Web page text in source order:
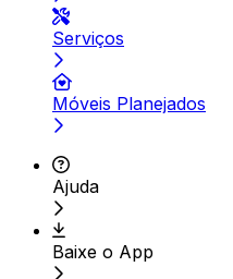
Serviços
Móveis Planejados
Ajuda
Baixe o App